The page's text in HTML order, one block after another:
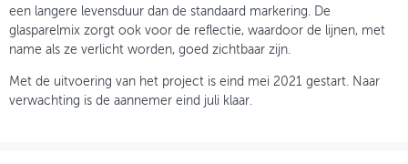
een langere levensduur dan de standaard markering. De
glasparelmix zorgt ook voor de reflectie, waardoor de lijnen, met
name als ze verlicht worden, goed zichtbaar zijn.
Met de uitvoering van het project is eind mei 2021 gestart. Naar
verwachting is de aannemer eind juli klaar.